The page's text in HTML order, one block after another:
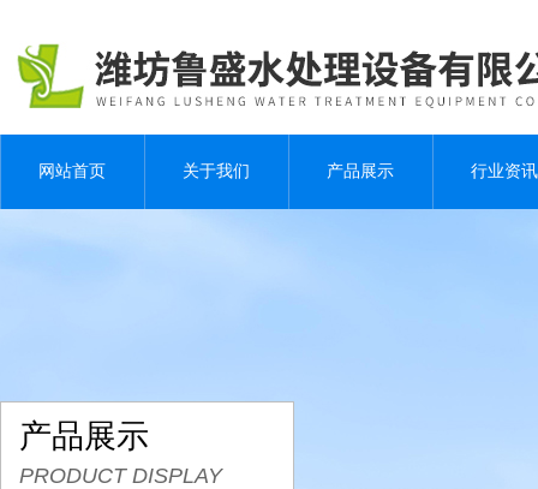
网站首页 关于我们 产品展示 行业资讯
产品展示
PRODUCT DISPLAY